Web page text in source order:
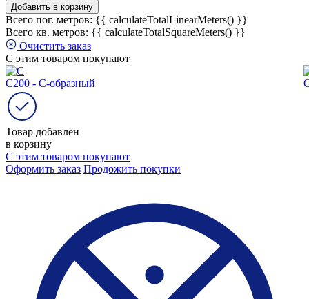
Добавить в корзину
Всего пог. метров: {{ calculateTotalLinearMeters() }}
Всего кв. метров: {{ calculateTotalSquareMeters() }}
Очистить заказ
С этим товаром покупают
С200 - С-образный
Товар добавлен
в корзину
С этим товаром покупают
Оформить заказ Продожить покупки